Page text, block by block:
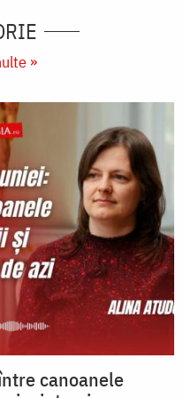
»
canoanele